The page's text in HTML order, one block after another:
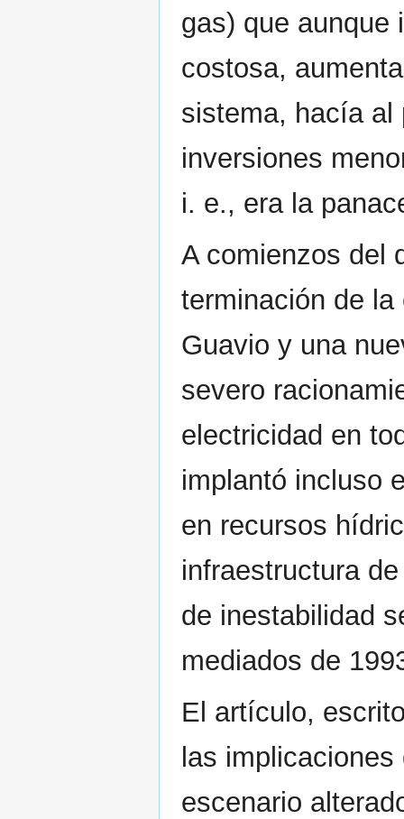
gas) que aunque
costosa,
sistema, hacía al
inversiones
i. e., era la
A comienzos del
terminación de
Guavio y una
severo
electricidad en
implantó incluso
en recursos
infraestructura
de inestabilidad
mediados de
El artículo,
las
escenario